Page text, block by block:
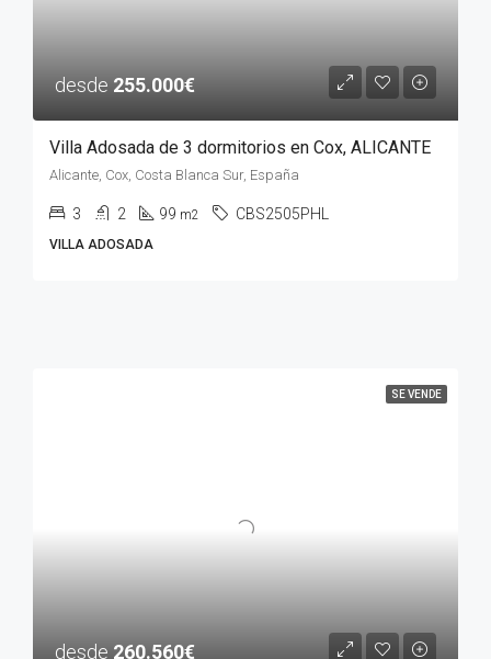
desde 255.000€
Villa Adosada de 3 dormitorios en Cox, ALICANTE
Alicante, Cox, Costa Blanca Sur, España
3 2 99 m2 CBS2505PHL
VILLA ADOSADA
SE VENDE
desde 260.560€